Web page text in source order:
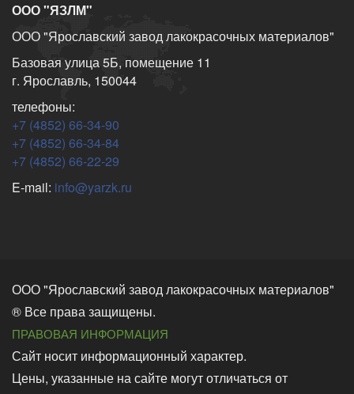
ООО "ЯЗЛМ"
ООО "Ярославский завод лакокрасочных материалов"
Базовая улица 5Б, помещение 11
г. Ярославль, 150044
телефоны:
+7 (4852) 66-34-90
+7 (4852) 66-34-84
+7 (4852) 66-22-29
E-mail: info@yarzk.ru
ООО "Ярославский завод лакокрасочных материалов"
® Все права защищены.
ПРАВОВАЯ ИНФОРМАЦИЯ
Сайт носит информационный характер.
Цены, указанные на сайте могут отличаться от